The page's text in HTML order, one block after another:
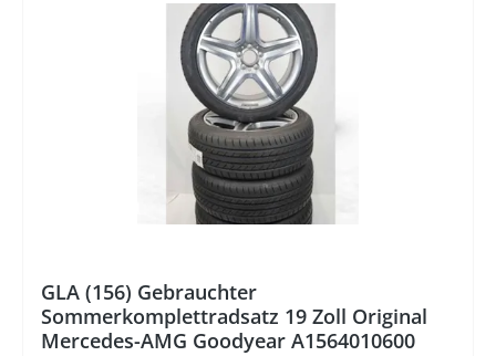
GLA (156) Gebrauchter
Sommerkomplettradsatz 19 Zoll Original
Mercedes-AMG Goodyear A1564010600